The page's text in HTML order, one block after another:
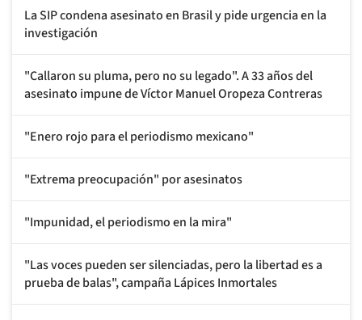
La SIP condena asesinato en Brasil y pide urgencia en la
investigación
"Callaron su pluma, pero no su legado". A 33 años del
asesinato impune de Víctor Manuel Oropeza Contreras
"Enero rojo para el periodismo mexicano"
"Extrema preocupación" por asesinatos
"Impunidad, el periodismo en la mira"
"Las voces pueden ser silenciadas, pero la libertad es a
prueba de balas", campaña Lápices Inmortales